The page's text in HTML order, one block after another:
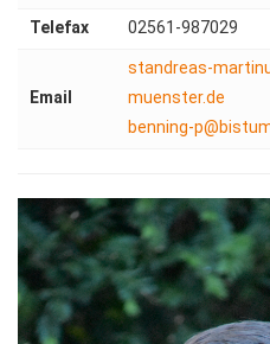
Telefax 02561-987029
Email
standreas-
muenster.de
benning-